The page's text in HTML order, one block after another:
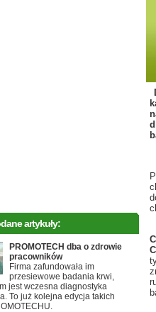
artykuły:
PROMOTECH dba o zdrowie
pracowników
Firma zafundowała im
przesiewowe badania krwi,
jest wczesna diagnostyka
To już kolejna edycja takich